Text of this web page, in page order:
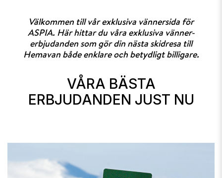
Välkommen till vår exklusiva vännersida för
ASPIA. Här hittar du våra exklusiva vänner-
erbjudanden som gör din nästa skidresa till
Hemavan både enklare och betydligt billigare.
VÅRA BÄSTA
ERBJUDANDEN JUST NU